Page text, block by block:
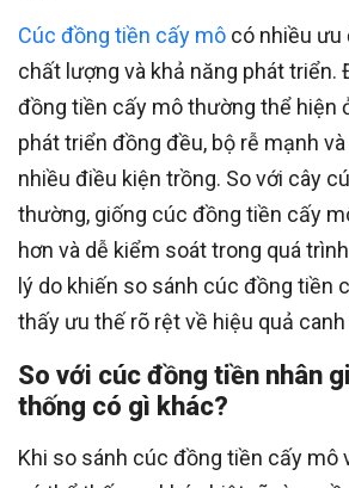
Cúc đồng tiền cấy mô có nhiều ưu
chất lượng và khả năng phát triển.
đồng tiền cấy mô thường thể hiện
phát triển đồng đều, bộ rễ mạnh
nhiều điều kiện trồng. So với cây
thường, giống cúc đồng tiền cấy
hơn và dễ kiểm soát trong quá
lý do khiến so sánh cúc đồng tiền
thấy ưu thế rõ rệt về hiệu quả canh
So với cúc đồng tiền nhân
thống có gì khác?
Khi so sánh cúc đồng tiền cấy mô